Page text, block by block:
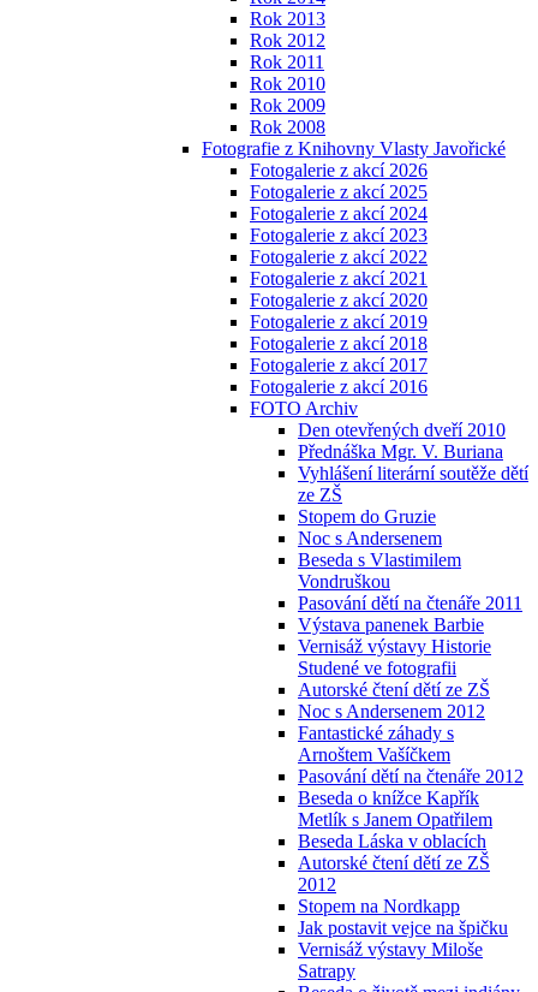
Rok 2013
Rok 2012
Rok 2011
Rok 2010
Rok 2009
Rok 2008
Fotografie z Knihovny Vlasty Javořické
Fotogalerie z akcí 2026
Fotogalerie z akcí 2025
Fotogalerie z akcí 2024
Fotogalerie z akcí 2023
Fotogalerie z akcí 2022
Fotogalerie z akcí 2021
Fotogalerie z akcí 2020
Fotogalerie z akcí 2019
Fotogalerie z akcí 2018
Fotogalerie z akcí 2017
Fotogalerie z akcí 2016
FOTO Archiv
Den otevřených dveří 2010
Přednáška Mgr. V. Buriana
Vyhlášení literární soutěže dětí
ze ZŠ
Stopem do Gruzie
Noc s Andersenem
Beseda s Vlastimilem
Vondruškou
Pasování dětí na čtenáře 2011
Výstava panenek Barbie
Vernisáž výstavy Historie
Studené ve fotografii
Autorské čtení dětí ze ZŠ
Noc s Andersenem 2012
Fantastické záhady s
Arnoštem Vašíčkem
Pasování dětí na čtenáře 2012
Beseda o knížce Kapřík
Metlík s Janem Opatřilem
Beseda Láska v oblacích
Autorské čtení dětí ze ZŠ
2012
Stopem na Nordkapp
Jak postavit vejce na špičku
Vernisáž výstavy Miloše
Satrapy